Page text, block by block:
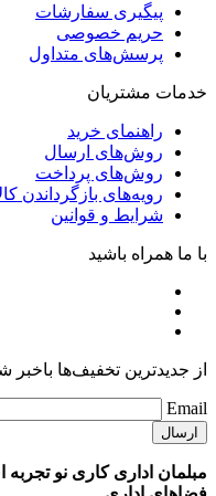
پیگیری سفارشات
حریم خصوصی
پرسش‌های متداول
خدمات مشتریان
راهنمای خرید
روش‌های ارسال
روش‌های پرداخت
رویه‌های بازگرداندن
شرایط و قوانین
با ما همراه باشید
از جدیدترین تخفیف‌ها باخبر
Email
مبلمان اداری کاری نو تجربه